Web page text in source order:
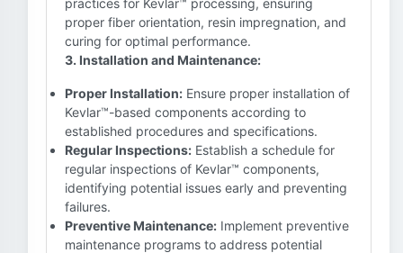
practices for Kevlar™ processing, ensuring
proper fiber orientation, resin impregnation, and
curing for optimal performance.
3. Installation and Maintenance:
Proper Installation: Ensure proper installation of
Kevlar™-based components according to
established procedures and specifications.
Regular Inspections: Establish a schedule for
regular inspections of Kevlar™ components,
identifying potential issues early and preventing
failures.
Preventive Maintenance: Implement preventive
maintenance programs to address potential